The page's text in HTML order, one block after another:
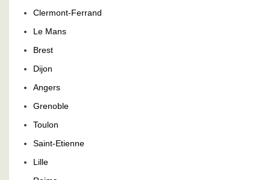
Clermont-Ferrand
Le Mans
Brest
Dijon
Angers
Grenoble
Toulon
Saint-Etienne
Lille